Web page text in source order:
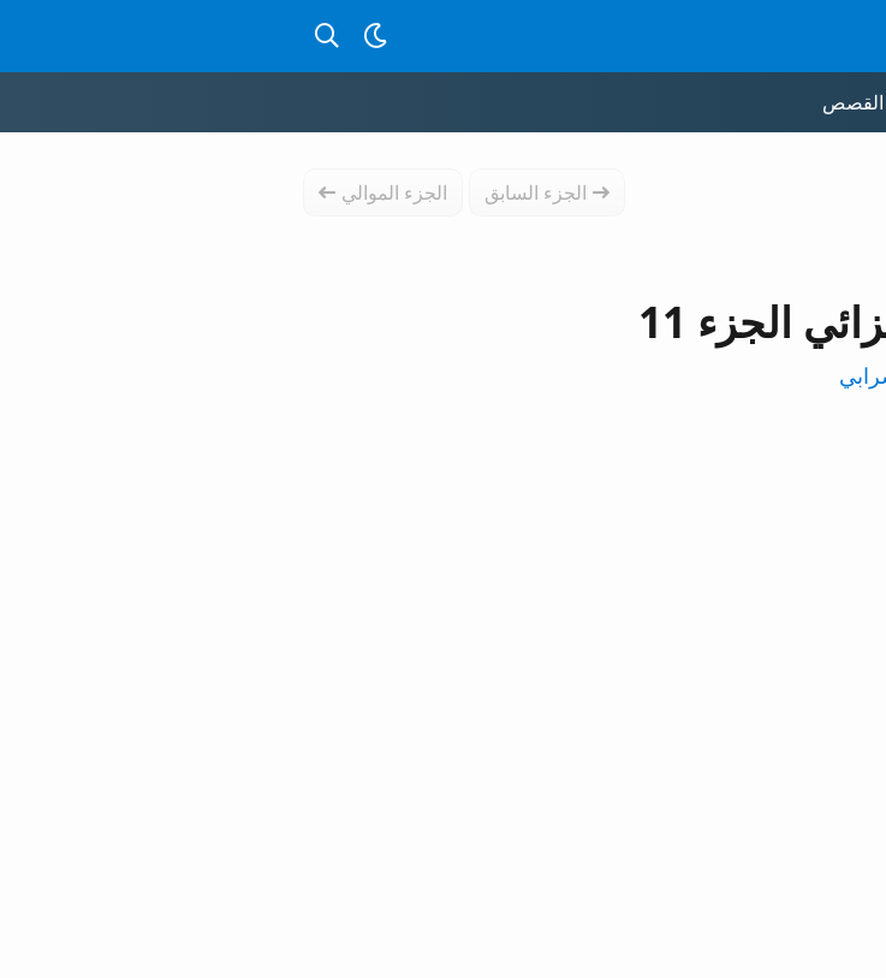
بحث عن قصص بالدارجة
القصص
الجزء السابق الجزء الموالي
الجزء 11